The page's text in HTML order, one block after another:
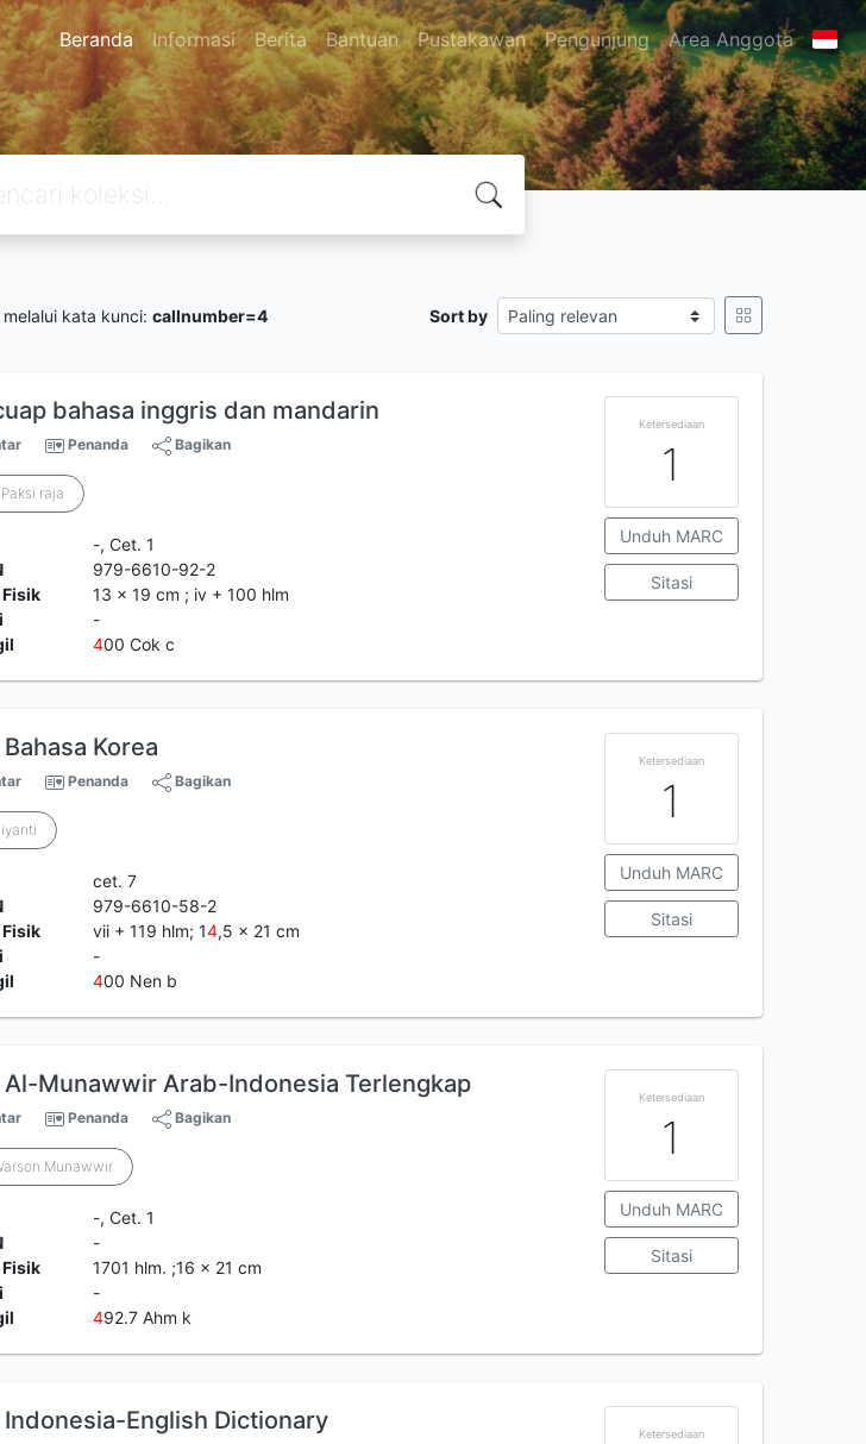
Beranda Informasi Berita Bantuan Pustakawan Pengunjung Area Anggota
kata kunci: callnumber=4 Sort by
bahasa inggris dan mandarin
Penanda Bagikan
raja
-, Cet. 1
979-6610-92-2
13 x 19 cm ; iv + 100 hlm
-
400 Cok c
Ketersediaan
1
Unduh MARC
Sitasi
Korea
Penanda Bagikan
cet. 7
979-6610-58-2
vii + 119 hlm; 14,5 x 21 cm
-
400 Nen b
Ketersediaan
1
Unduh MARC
Sitasi
Al-Munawwir Arab-Indonesia Terlengkap
Penanda Bagikan
Munawwir
-, Cet. 1
-
1701 hlm. ;16 x 21 cm
-
492.7 Ahm k
Ketersediaan
1
Unduh MARC
Sitasi
Indonesia-English Dictionary Ketersediaan